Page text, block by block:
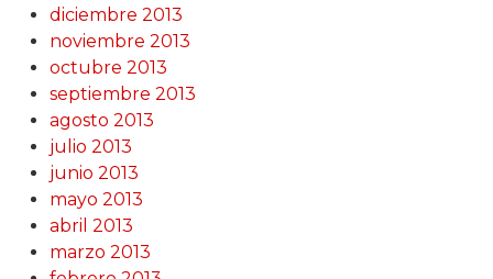
diciembre 2013
noviembre 2013
octubre 2013
septiembre 2013
agosto 2013
julio 2013
junio 2013
mayo 2013
abril 2013
marzo 2013